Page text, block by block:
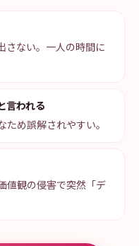
さない。一人の時間に
言われる
め誤解されやすい。
値観の侵害で突然「デ